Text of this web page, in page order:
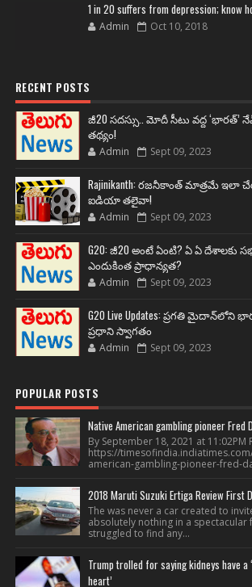
1 in 20 suffers from depression; know
Admin Oct 10, 2018
RECENT POSTS
జీ20 సదస్సు.. మోదీ సీటు వద్ద ‘భారత్’
తథ్యం!
Admin Sept 09, 2023
Rajinikanth: రజనీకాంత్ మాత్రమే
ఐడియా తలైవా!
Admin Sept 09, 2023
G20: జీ20 అంటే ఏంటి? ఏ ఏ దేశాలకు
ఎందుకింత ప్రాధాన్యత?
Admin Sept 09, 2023
G20 Live Updates: ప్రగతి మైదాన్‌లోని
ప్రధాని స్వాగతం
Admin Sept 09, 2023
POPULAR POSTS
Native American gambling pioneer Fred
By September 18, 2021 at 11:02PM
https://
american-gambling-pioneer-fred-
2018 Maruti Suzuki Ertiga Review First
The was never a car created to
absolutely nothing in a spectacular
struggled to find any...
Trump trolled for saying kidneys have a
heart’